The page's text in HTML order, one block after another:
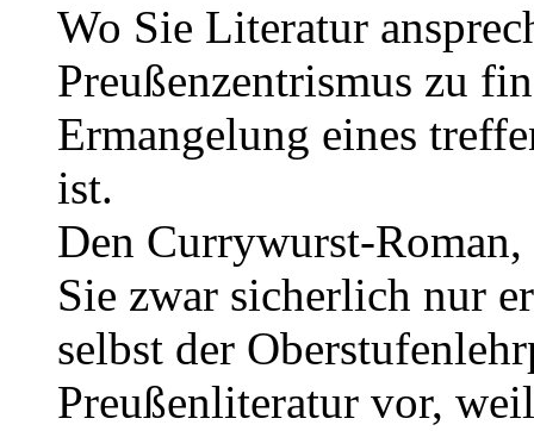
Wo Sie Literatur
Preußenzentrismus zu
Ermangelung eines
ist.
Den Currywurst-
Sie zwar sicherlich nur
selbst der
Preußenliteratur vor,